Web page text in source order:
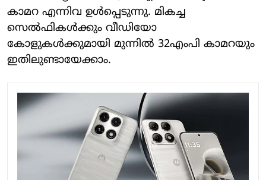
കാമറ എന്നിവ ഉള്‍പ്പെടുന്നു. മികച്ച
സെല്‍ഫികള്‍ക്കും വീഡിയോ
കോളുകള്‍ക്കുമായി മുന്നില്‍ 32എംപി കാമറയും
ഇതിലുണ്ടായേക്കാം.